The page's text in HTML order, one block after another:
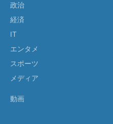
政治
経済
IT
エンタメ
スポーツ
メディア
動画